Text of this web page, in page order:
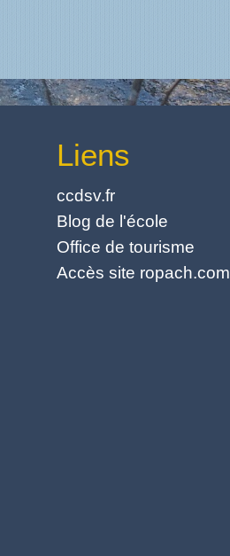
Liens
ccdsv.fr
Blog de l'école
Office de tourisme
Accès site ropach.com